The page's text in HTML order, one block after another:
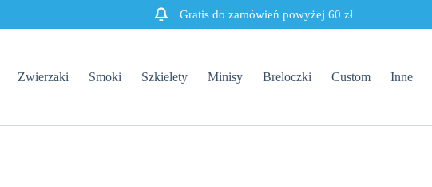
Gratis do zamówień powyżej 60 zł
Zwierzaki
Smoki Szkielety Minisy Breloczki Custom Inne